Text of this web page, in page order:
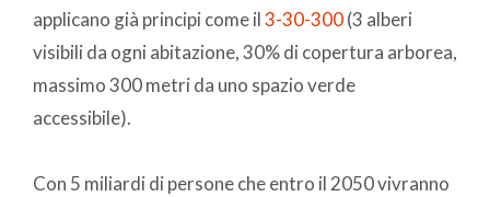
applicano già principi come il3-30-300(3 alberi
visibili da ogni abitazione, 30% di copertura arborea,
massimo 300 metri da uno spazio verde
accessibile).
Con 5 miliardi di persone che entro il 2050 vivranno